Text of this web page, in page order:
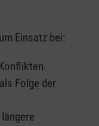
Einsatz bei:
Folge der